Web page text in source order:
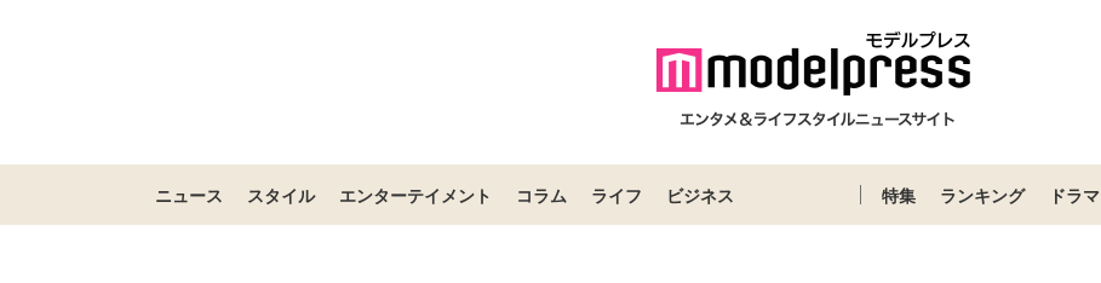
ニュース スタイル エンターテイメント コラム ライフ ビジネス 特集 ランキング ドラマ